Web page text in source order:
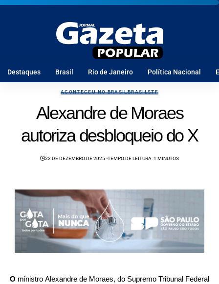
Destaques Brasil Rio de Janeiro Política Nacional
ACONTECEU NO BRASILBRASILSTF
Alexandre de Moraes
autoriza desbloqueio do X
22 DE DEZEMBRO DE 2025 TEMPO DE LEITURA: 1 MINUTOS
O ministro Alexandre de Moraes, do Supremo Tribunal Federal